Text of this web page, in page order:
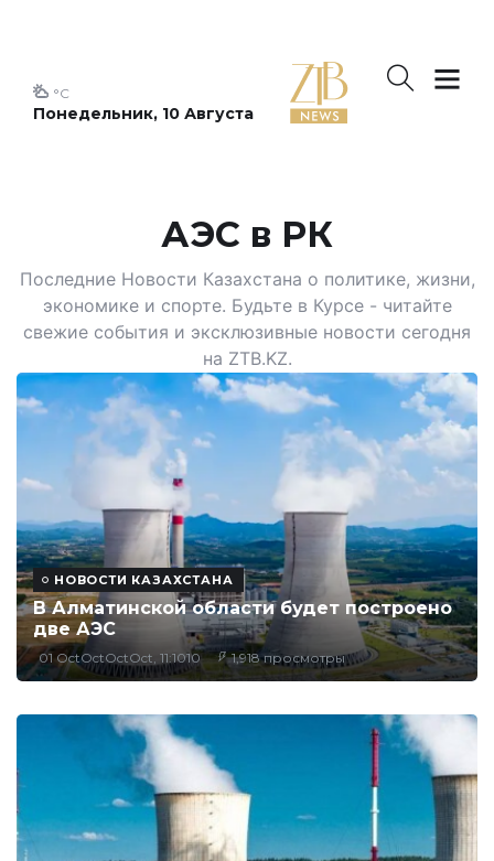
Понедельник, 10 Августа
°C
АЭС в РК
Последние Новости Казахстана о политике, жизни,
экономике и спорте. Будьте в Курсе - читайте
свежие события и эксклюзивные новости сегодня
на ZTB.KZ.
НОВОСТИ КАЗАХСТАНА
В Алматинской области будет построено
две АЭС
01 OctOctOctOct, 11:1010 1,918 просмотры